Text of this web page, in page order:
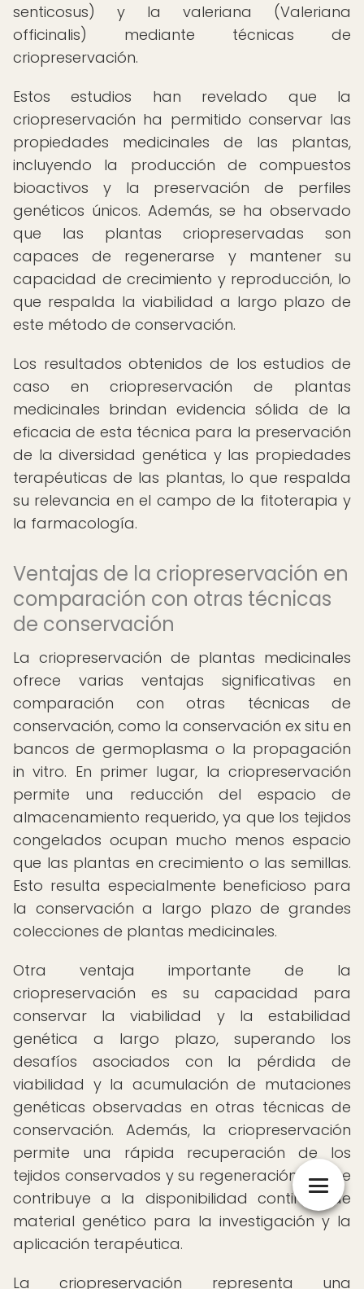
senticosus) y la valeriana (Valeriana
officinalis) mediante técnicas de
criopreservación.
Estos estudios han revelado que la
criopreservación ha permitido conservar las
propiedades medicinales de las plantas,
incluyendo la producción de compuestos
bioactivos y la preservación de perfiles
genéticos únicos. Además, se ha observado
que las plantas criopreservadas son
capaces de regenerarse y mantener su
capacidad de crecimiento y reproducción, lo
que respalda la viabilidad a largo plazo de
este método de conservación.
Los resultados obtenidos de los estudios de
caso en criopreservación de plantas
medicinales brindan evidencia sólida de la
eficacia de esta técnica para la preservación
de la diversidad genética y las propiedades
terapéuticas de las plantas, lo que respalda
su relevancia en el campo de la fitoterapia y
la farmacología.
Ventajas de la criopreservación en
comparación con otras técnicas
de conservación
La criopreservación de plantas medicinales
ofrece varias ventajas significativas en
comparación con otras técnicas de
conservación, como la conservación ex situ en
bancos de germoplasma o la propagación
in vitro. En primer lugar, la criopreservación
permite una reducción del espacio de
almacenamiento requerido, ya que los tejidos
congelados ocupan mucho menos espacio
que las plantas en crecimiento o las semillas.
Esto resulta especialmente beneficioso para
la conservación a largo plazo de grandes
colecciones de plantas medicinales.
Otra ventaja importante de la
criopreservación es su capacidad para
conservar la viabilidad y la estabilidad
genética a largo plazo, superando los
desafíos asociados con la pérdida de
viabilidad y la acumulación de mutaciones
genéticas observadas en otras técnicas de
conservación. Además, la criopreservación
permite una rápida recuperación de los
tejidos conservados y su regeneración, lo que
contribuye a la disponibilidad continua de
material genético para la investigación y la
aplicación terapéutica.
La criopreservación representa una